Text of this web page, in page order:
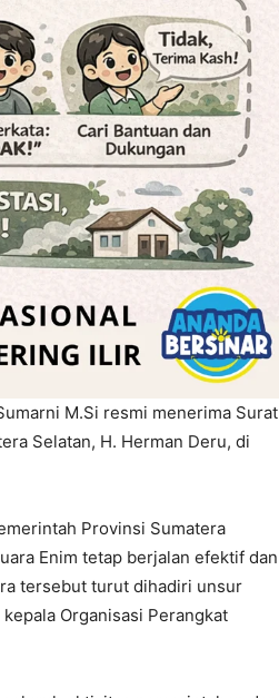
M.Si resmi menerima Surat
Selatan, H. Herman Deru, di
Provinsi Sumatera
Enim tetap berjalan efektif dan
tersebut turut dihadiri unsur
Organisasi Perangkat